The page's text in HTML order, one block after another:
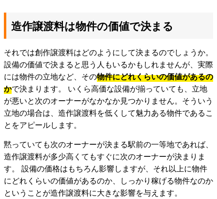
造作譲渡料は物件の価値で決まる
それでは創作譲渡料はどのようにして決まるのでしょうか。
設備の価値で決まると思う人もいるかもしれませんが、実際
には物件の立地など、その物件にどれくらいの価値があるの
かで決まります。 いくら高価な設備が揃っていても、立地
が悪いと次のオーナーがなかなか見つかりません。そういう
立地の場合は、造作譲渡料を低くして魅力ある物件であるこ
とをアピールします。
黙っていても次のオーナーが決まる駅前の一等地であれば、
造作譲渡料が多少高くてもすぐに次のオーナーが決まりま
す。 設備の価格はもちろん影響しますが、それ以上に物件
にどれくらいの価値があるのか、しっかり稼げる物件なのか
ということが造作譲渡料に大きな影響を与えます。